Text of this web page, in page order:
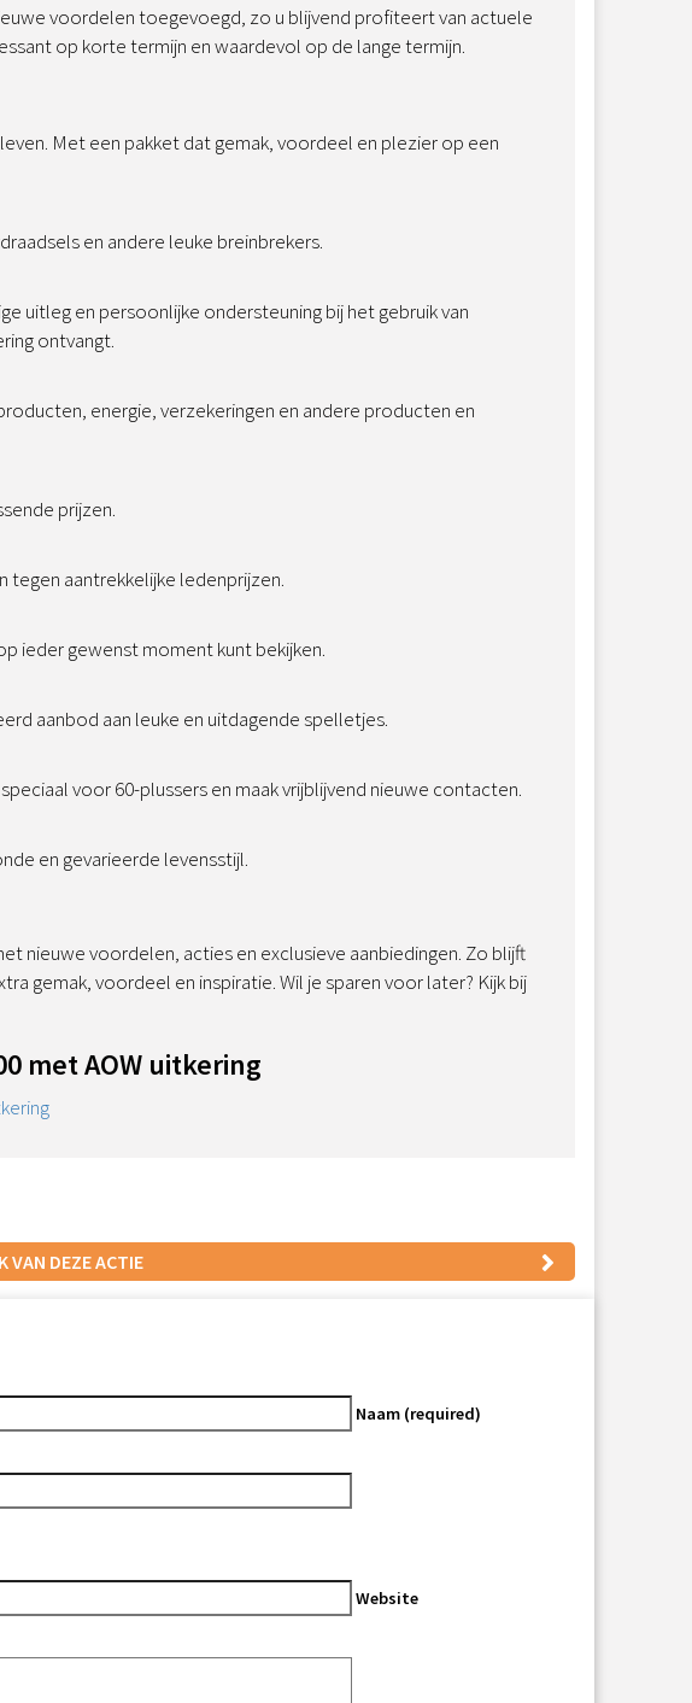
voordelen toegevoegd, zo u blijvend profiteert van actuele
op korte termijn en waardevol op de lange termijn.
Met een pakket dat gemak, voordeel en plezier op een
en andere leuke breinbrekers.
uitleg en persoonlijke ondersteuning bij het gebruik van
ontvangt.
energie, verzekeringen en andere producten en
prijzen.
aantrekkelijke ledenprijzen.
ieder gewenst moment kunt bekijken.
aanbod aan leuke en uitdagende spelletjes.
voor 60-plussers en maak vrijblijvend nieuwe contacten.
en gevarieerde levensstijl.
nieuwe voordelen, acties en exclusieve aanbiedingen. Zo blijft
gemak, voordeel en inspiratie. Wil je sparen voor later? Kijk bij
met AOW uitkering
VAN DEZE ACTIE
Naam (required)
Website